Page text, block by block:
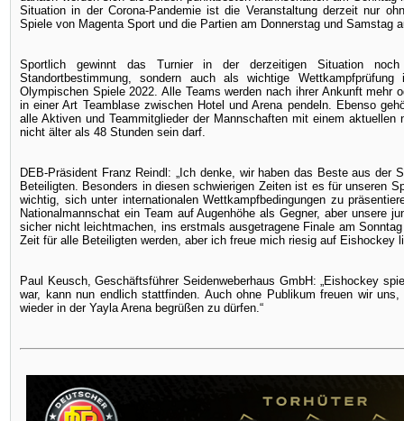
Situation in der Corona-Pandemie ist die Veranstaltung derzeit nur
Spiele von Magenta Sport und die Partien am Donnerstag und Samstag
Sportlich gewinnt das Turnier in der derzeitigen Situation
Standortbestimmung, sondern auch als wichtige
Olympischen Spiele 2022. Alle Teams werden nach ihrer Ankunft mehr
in einer Art Teamblase zwischen Hotel und Arena pendeln. Ebenso
alle Aktiven und Teammitglieder der Mannschaften mit einem aktuellen
nicht älter als 48 Stunden sein darf.
DEB-Präsident Franz Reindl: „Ich denke, wir haben das Beste aus der
Beteiligten. Besonders in diesen schwierigen Zeiten ist es für unseren
wichtig, sich unter internationalen Wettkampfbedingungen zu
Nationalmannschat ein Team auf Augenhöhe als Gegner, aber unsere
sicher nicht leichtmachen, ins erstmals ausgetragene Finale am
Zeit für alle Beteiligten werden, aber ich freue mich riesig auf Eishockey
Paul Keusch, Geschäftsführer Seidenweberhaus GmbH: „Eishockey
war, kann nun endlich stattfinden. Auch ohne Publikum freuen wir
wieder in der Yayla Arena begrüßen zu dürfen.“